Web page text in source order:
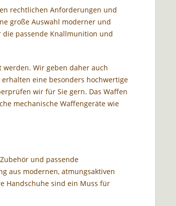
rechtlichen Anforderungen und
große Auswahl moderner und
passende Knallmunition und
Wir geben daher auch
eine besonders hochwertige
wir für Sie gern. Das Waffen
mechanische Waffengeräte wie
und passende
aus modernen, atmungsaktiven
Handschuhe sind ein Muss für